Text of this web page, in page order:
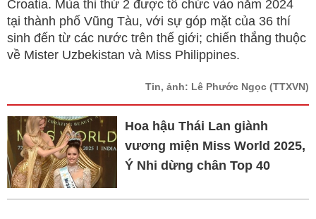
Croatia. Mùa thi thứ 2 được tổ chức vào năm 2024
tại thành phố Vũng Tàu, với sự góp mặt của 36 thí
sinh đến từ các nước trên thế giới; chiến thắng thuộc
về Mister Uzbekistan và Miss Philippines.
Tin, ảnh: Lê Phước Ngọc (TTXVN)
Hoa hậu Thái Lan giành
vương miện Miss World 2025,
Ý Nhi dừng chân Top 40